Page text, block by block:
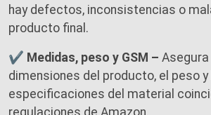
hay defectos, inconsistencias o
producto final.
✔ Medidas, peso y GSM –
dimensiones del producto, el peso y
especificaciones del material
regulaciones de Amazon.